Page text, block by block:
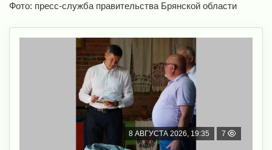
Фото: пресс-служба правительства Брянской области
8 АВГУСТА 2026, 19:35 7